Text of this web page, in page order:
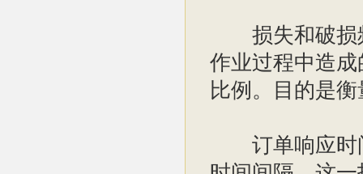
损失和破损频
作业过程中造
比例。目的是
订单响应时间